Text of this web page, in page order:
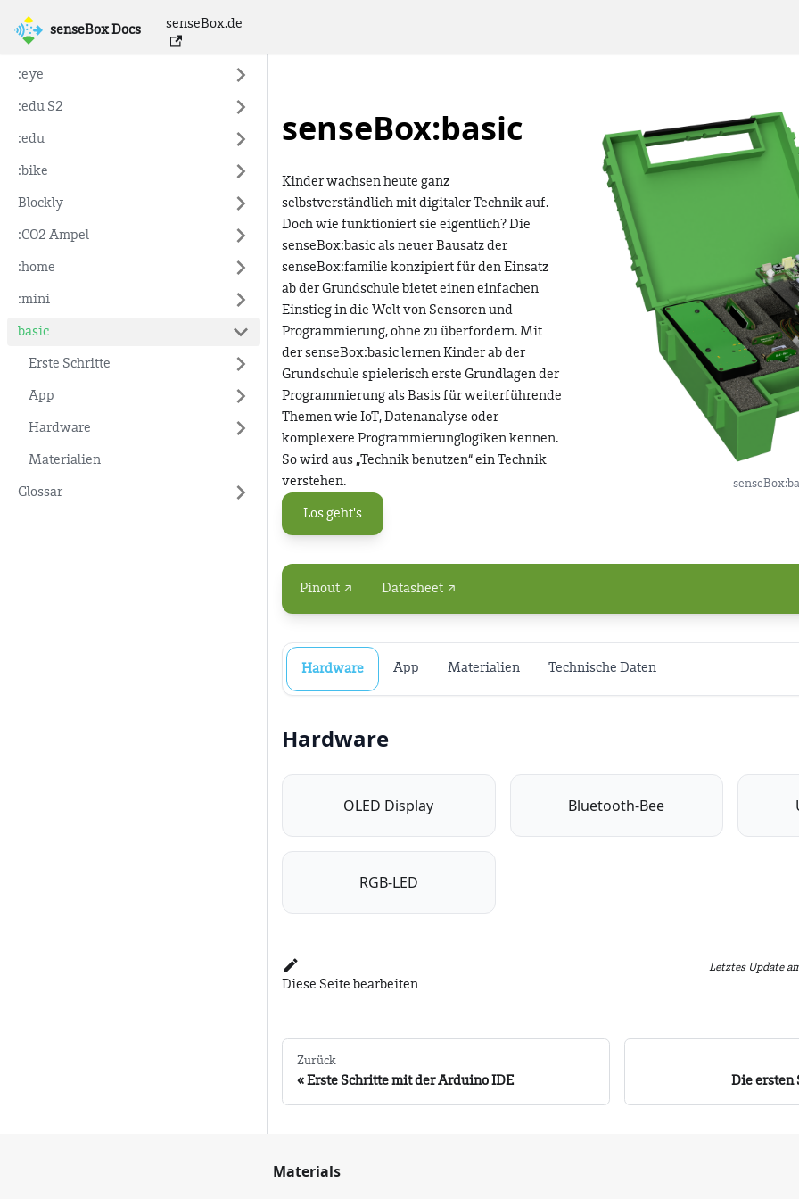
senseBox Docs senseBox.de
senseBox Docs
:eye
:edu S2
:edu
:bike
Blockly
:CO2 Ampel
:home
:mini
basic
Erste Schritte
App
Hardware
Materialien
Glossar
senseBox:basic
Kinder wachsen heute ganz
selbstverständlich mit digitaler Technik auf.
Doch wie funktioniert sie eigentlich? Die
senseBox:basicals neuer Bausatz der
senseBox:familie konzipiert für den Einsatz
ab der Grundschule bietet einen einfachen
Einstieg in die Welt von Sensoren und
Programmierung, ohne zu überfordern. Mit
der senseBox:basic lernen Kinder ab der
Grundschule spielerisch erste Grundlagen der
Programmierung als Basis für weiterführende
Themen wie IoT, Datenanalyse oder
komplexere Programmierunglogiken kennen.
So wird aus „Technik benutzen“ ein Technik
verstehen.
Los geht's
Pinout ↗ Datasheet ↗
Hardware App Materialien Technische Daten
Hardware
OLED Display Bluetooth-Bee
RGB-LED
Diese Seite bearbeiten
Letztes Update
Zurück
Erste Schritte mit der Arduino IDE Die ersten
Materials